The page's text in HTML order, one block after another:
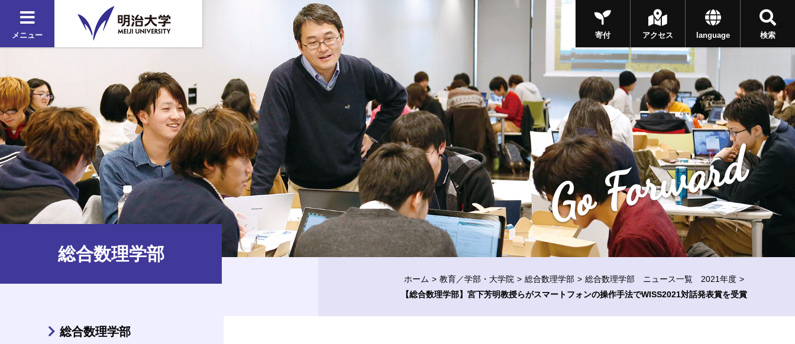
メニュー 検索
language
アクセス
寄付
Go Forward
総合数理学部
ホーム 教育／学部・大学院 総合数理学部
総合数理学部 ニュース一覧 2021年度
【総合数理学部】宮下芳明教授らがスマートフォンの操作手法でWISS2021対話発表賞を受賞
総合数理学部